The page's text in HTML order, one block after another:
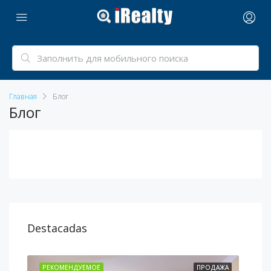
Главная Блог
Блог
Destacadas
ПРОДАЖА
РЕКОМЕНДУЕМОЕ